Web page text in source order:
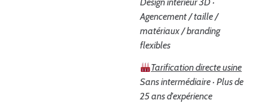
Agencement / taille /
matériaux / branding
flexibles
Tarification directe usine
Sans intermédiaire · Plus de
25 ans d'expérience